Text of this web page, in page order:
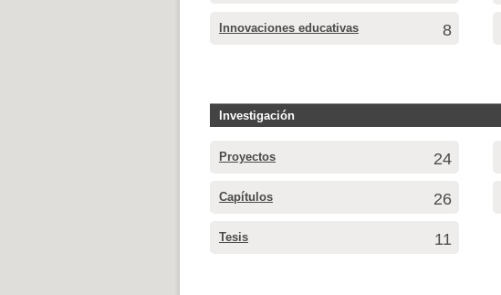
Innovaciones educativas 8
Investigación
Proyectos 24
Capítulos 26
Tesis 11